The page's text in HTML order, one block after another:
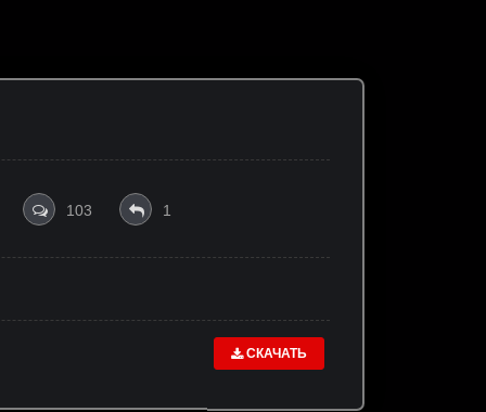
103 1
СКАЧАТЬ